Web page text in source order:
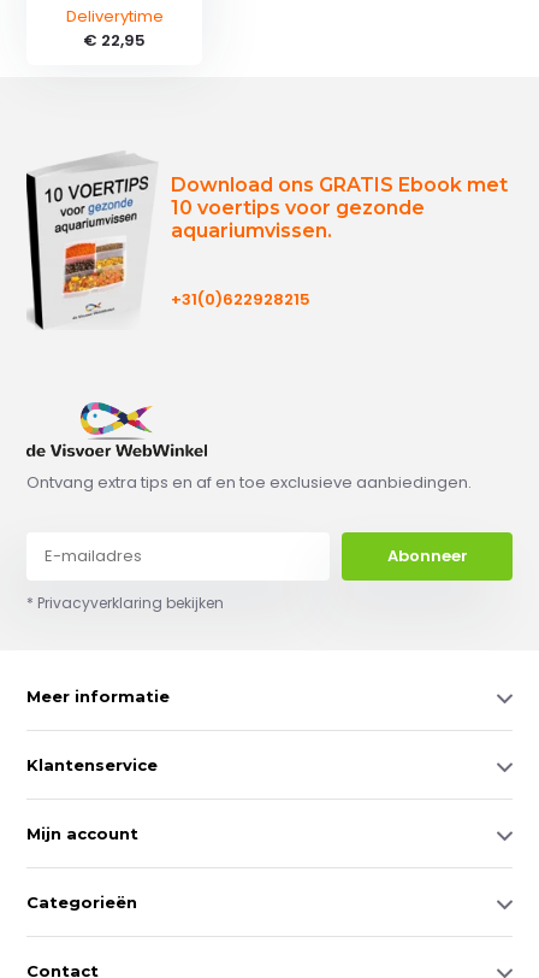
Deliverytime
€ 22,95
Download ons GRATIS Ebook met
10 voertips voor gezonde
aquariumvissen.
+31(0)622928215
Ontvang extra tips en af en toe exclusieve aanbiedingen.
Abonneer
* Privacyverklaring bekijken
Meer informatie
Klantenservice
Mijn account
Categorieën
Contact